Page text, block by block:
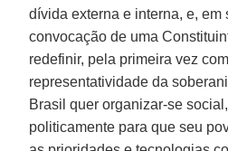
dívida externa e interna, e, em
convocação de uma
redefinir, pela primeira vez
representatividade da
Brasil quer organizar-se
politicamente para que seu